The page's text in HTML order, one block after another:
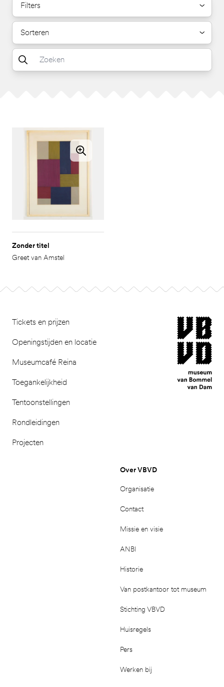
Filters
Sorteren
Zonder titel
Greet van Amstel
Tickets en prijzen
Openingstijden en locatie
Museumcafé Reina
Toegankelijkheid
Tentoonstellingen
Rondleidingen
Projecten
museum van
Over VBVD
Organisatie
Contact
Missie en visie
ANBI
Historie
Van postkantoor tot museum
Stichting VBVD
Huisregels
Pers
Werken bij